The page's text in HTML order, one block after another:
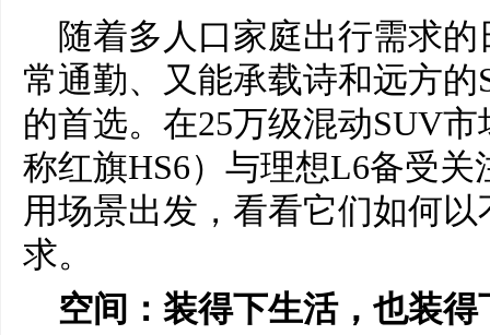
随着多人口家庭出行需求
常通勤、又能承载诗和远方
的首选。在25万级混动SUV
称红旗HS6）与理想L6备受
用场景出发，看看它们如何
求。
空间：装得下生活，也装得